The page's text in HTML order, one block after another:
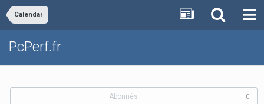
Calendar
PcPerf.fr
Abonnés 0